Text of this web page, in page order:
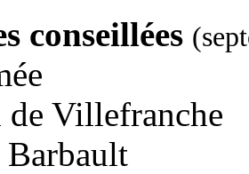
conseillées
Villefranche